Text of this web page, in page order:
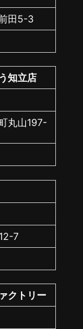
田5-3
知立店
丸山197-
7
クトリー